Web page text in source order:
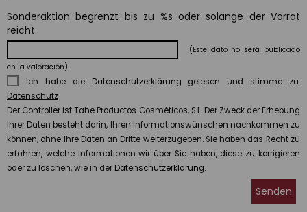
Sonderaktion begrenzt bis zu %s oder solange der Vorrat
reicht.
(Este dato no será publicado
en la valoración).
Ich habe die Datenschutzerklärung gelesen und stimme zu.
Datenschutz
Der Controller ist Tahe Productos Cosméticos, S.L. Der Zweck der Erhebung
Ihrer Daten besteht darin, Ihren Informationswünschen nachkommen zu
können, ohne Ihre Daten an Dritte weiterzugeben. Sie haben das Recht zu
erfahren, welche Informationen wir über Sie haben, diese zu korrigieren
oder zu löschen, wie in der Datenschutzerklärung.
Senden